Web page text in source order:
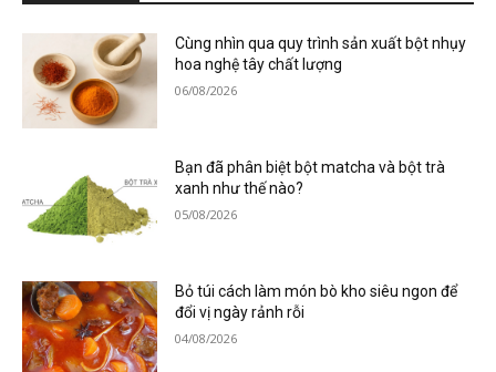
Cùng nhìn qua quy trình sản xuất bột nhụy
hoa nghệ tây chất lượng
06/08/2026
Bạn đã phân biệt bột matcha và bột trà
xanh như thế nào?
05/08/2026
Bỏ túi cách làm món bò kho siêu ngon để
đổi vị ngày rảnh rỗi
04/08/2026